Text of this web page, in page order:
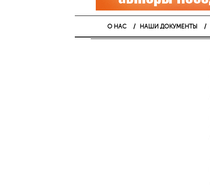
О НАС НАШИ ДОКУМЕНТЫ